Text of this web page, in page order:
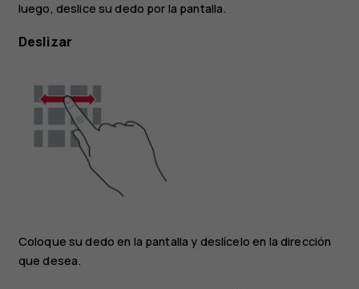
luego, deslice su dedo por la pantalla.
Deslizar
Coloque su dedo en la pantalla y deslícelo en la dirección
que desea.